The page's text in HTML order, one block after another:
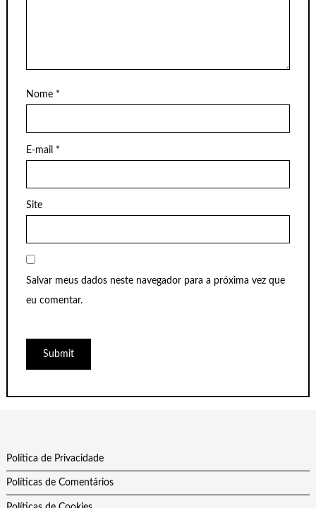
Nome *
E-mail *
Site
Salvar meus dados neste navegador para a próxima vez que
eu comentar.
Política de Privacidade
Políticas de Comentários